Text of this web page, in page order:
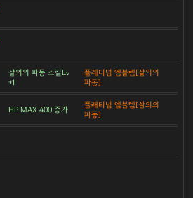
살의의 파동 스킬Lv
+1
플래티넘 엠블렘[살의의
파동]
HP MAX 400 증가
플래티넘 엠블렘[살의의
파동]